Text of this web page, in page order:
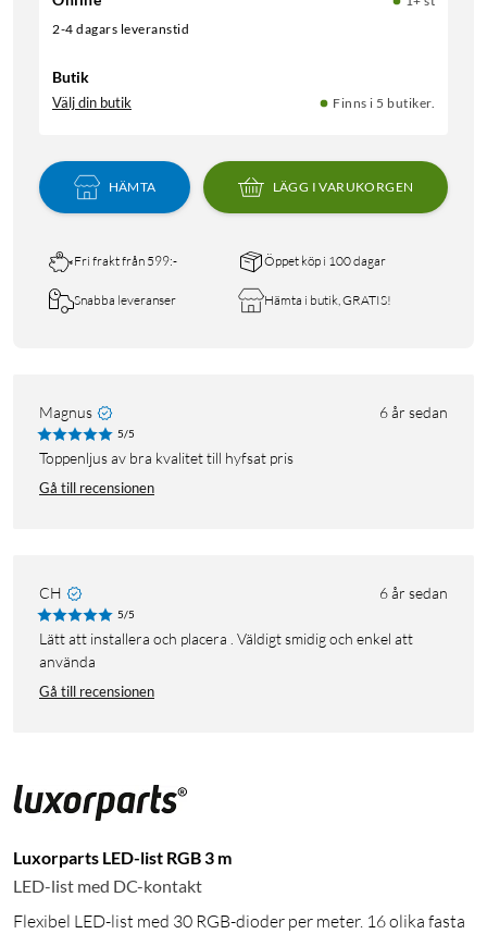
2-4 dagars leveranstid
Butik
Välj din butik Finns i 5 butiker.
HÄMTA LÄGG I VARUKORGEN
Fri frakt från 599:- Öppet köp i 100 dagar
Snabba leveranser Hämta i butik, GRATIS!
Magnus 6 år sedan
5/5
Toppenljus av bra kvalitet till hyfsat pris
Gå till recensionen
CH 6 år sedan
5/5
Lätt att installera och placera . Väldigt smidig och enkel att
använda
Gå till recensionen
Luxorparts LED-list RGB 3 m
LED-list med DC-kontakt
Flexibel LED-list med 30 RGB-dioder per meter. 16 olika fasta